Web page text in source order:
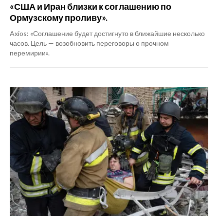
«США и Иран близки к соглашению по
Ормузскому проливу».
Axios: «Соглашение будет достигнуто в ближайшие несколько
часов. Цель — возобновить переговоры о прочном
перемирии».